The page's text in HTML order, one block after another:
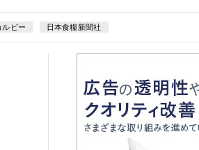
ルビー 日本食糧新聞社